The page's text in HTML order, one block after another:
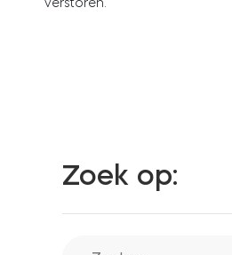
Tedee PRO
Tedee Bridge
verstoren.
Zoek op: